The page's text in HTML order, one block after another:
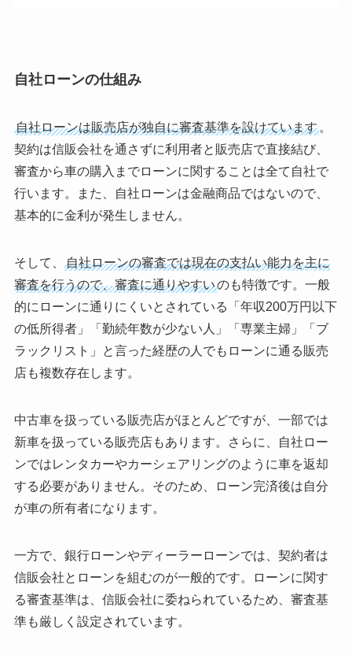
自社ローンの仕組み
自社ローンは販売店が独自に審査基準を設けています。
契約は信販会社を通さずに利用者と販売店で直接結び、
審査から車の購入までローンに関することは全て自社で
行います。また、自社ローンは金融商品ではないので、
基本的に金利が発生しません。
そして、
自社ローンの審査では現在の支払い能力を主に
審査を行うので、審査に通りやすいのも特徴です。一般
的にローンに通りにくいとされている「年収200万円以下
の低所得者」「勤続年数が少ない人」「専業主婦」「ブ
ラックリスト」と言った経歴の人でもローンに通る販売
店も複数存在します。
中古車を扱っている販売店がほとんどですが、一部では
新車を扱っている販売店もあります。さらに、自社ロー
ンではレンタカーやカーシェアリングのように車を返却
する必要がありません。そのため、ローン完済後は自分
が車の所有者になります。
一方で、銀行ローンやディーラーローンでは、契約者は
信販会社とローンを組むのが一般的です。ローンに関す
る審査基準は、信販会社に委ねられているため、審査基
準も厳しく設定されています。